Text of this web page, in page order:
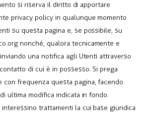
si riserva il diritto di apportare
privacy policy in qualunque momento
su questa pagina e, se possibile, su
nonché, qualora tecnicamente e
una notifica agli Utenti attraverso
di cui è in possesso. Si prega
con frequenza questa pagina, facendo
ultima modifica indicata in fondo.
trattamenti la cui base giuridica